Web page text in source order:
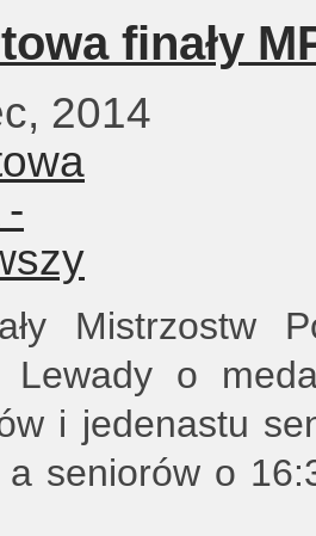
finały
2014
Mistrzostw
Lewady o
i jedenastu
seniorów o